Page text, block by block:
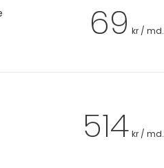
69 kr / md.
514 kr / md.